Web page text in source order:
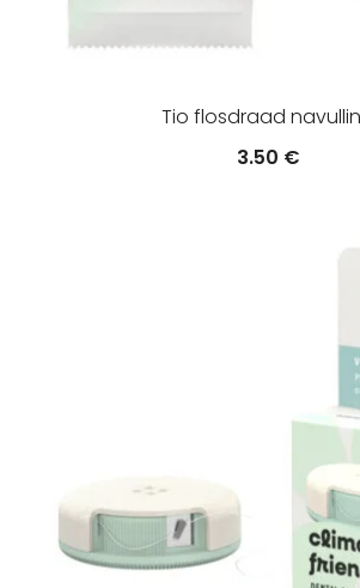
Tio flosdraad
3.50 €